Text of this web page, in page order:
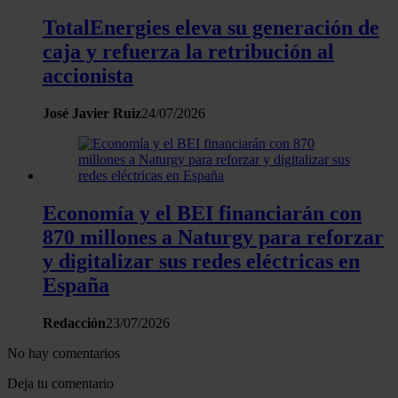
hecho de sus servicios.
TotalEnergies eleva su generación de
caja y refuerza la retribución al
accionista
José Javier Ruiz24/07/2026
Economía y el BEI financiarán con
870 millones a Naturgy para reforzar
y digitalizar sus redes eléctricas en
España
Redacción23/07/2026
No hay comentarios
Deja tu comentario